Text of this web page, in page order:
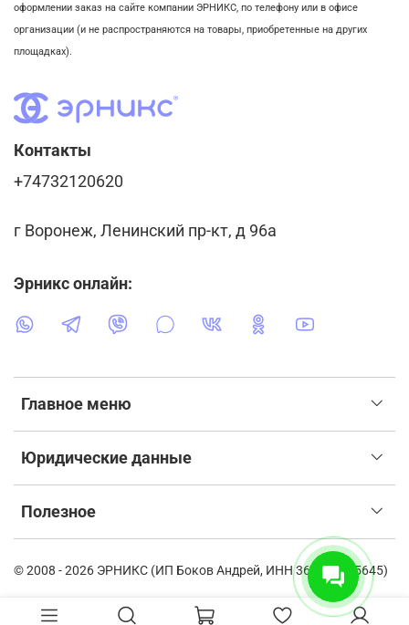
оформлении заказ на сайте компании ЭРНИКС, по телефону или в офисе
организации (и не распространяются на товары, приобретенные на других
площадках).
Главное меню
Юридические данные
Полезное
Контакты
+74732120620
г Воронеж, Ленинский пр-кт, д 96а
Эрникс онлайн:
© 2008 - 2026 ЭРНИКС (ИП Боков Андрей, ИНН 366115835645)